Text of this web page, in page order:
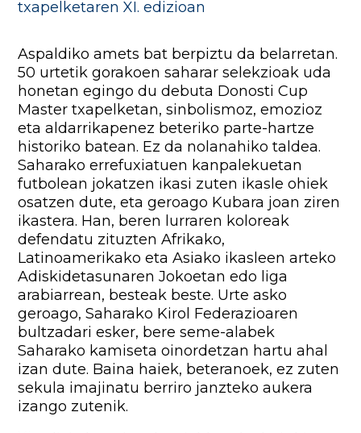
txapelketaren XI. edizioan
Aspaldiko amets bat berpiztu da belarretan.
50 urtetik gorakoen saharar selekzioak uda
honetan egingo du debuta Donosti Cup
Master txapelketan, sinbolismoz, emozioz
eta aldarrikapenez beteriko parte-hartze
historiko batean. Ez da nolanahiko taldea.
Saharako errefuxiatuen kanpalekuetan
futbolean jokatzen ikasi zuten ikasle ohiek
osatzen dute, eta geroago Kubara joan ziren
ikastera. Han, beren lurraren koloreak
defendatu zituzten Afrikako,
Latinoamerikako eta Asiako ikasleen arteko
Adiskidetasunaren Jokoetan edo liga
arabiarrean, besteak beste. Urte asko
geroago, Saharako Kirol Federazioaren
bultzadari esker, bere seme-alabek
Saharako kamiseta oinordetzan hartu ahal
izan dute. Baina haiek, beteranoek, ez zuten
sekula imajinatu berriro janzteko aukera
izango zutenik.